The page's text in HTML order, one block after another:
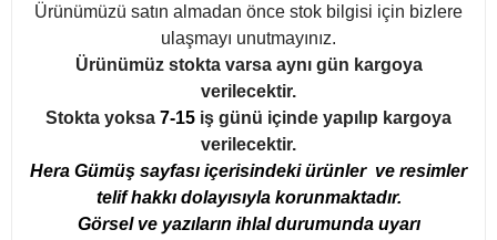
Ürünümüzü satın almadan önce stok bilgisi için bizlere
ulaşmayı unutmayınız.
Ürünümüz stokta varsa aynı gün kargoya
verilecektir.
Stokta yoksa 7-15 iş günü içinde yapılıp kargoya
verilecektir.
Hera Gümüş sayfası içerisindeki ürünler ve resimler
telif hakkı dolayısıyla korunmaktadır.
Görsel ve yazıların ihlal durumunda uyarı